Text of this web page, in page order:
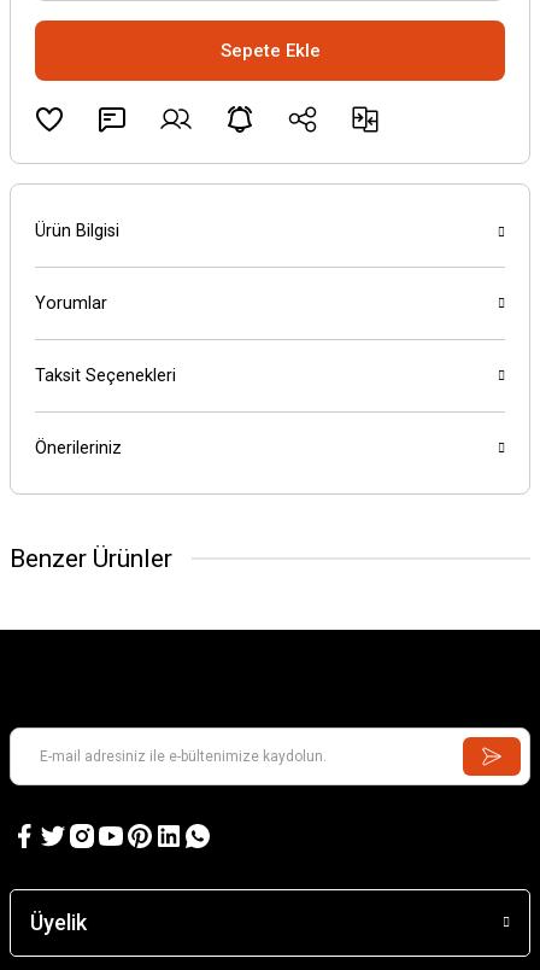
Sepete Ekle
Ürün Bilgisi
Yorumlar
Taksit Seçenekleri
Önerileriniz
Benzer Ürünler
Üyelik